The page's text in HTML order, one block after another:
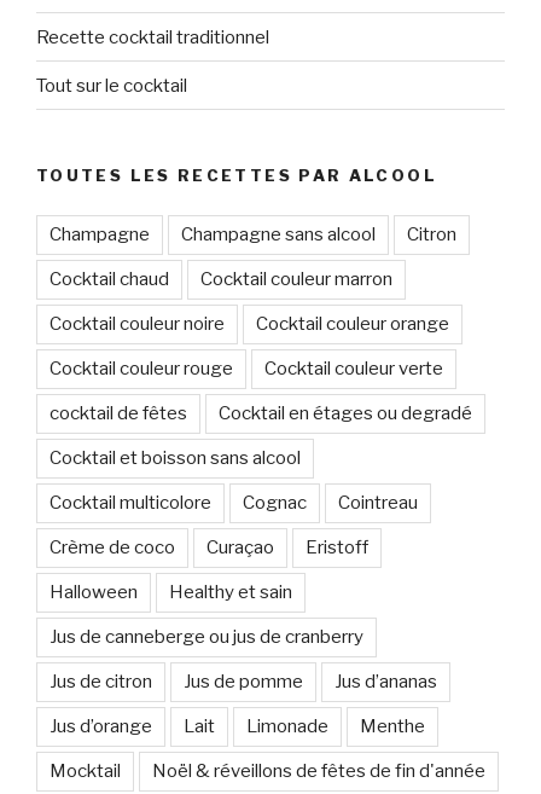
Recette cocktail traditionnel
Tout sur le cocktail
TOUTES LES RECETTES PAR ALCOOL
Champagne Champagne sans alcool Citron
Cocktail chaud Cocktail couleur marron
Cocktail couleur noire Cocktail couleur orange
Cocktail couleur rouge Cocktail couleur verte
cocktail de fêtes Cocktail en étages ou degradé
Cocktail et boisson sans alcool
Cocktail multicolore Cognac Cointreau
Crème de coco Curaçao Eristoff
Halloween Healthy et sain
Jus de canneberge ou jus de cranberry
Jus de citron Jus de pomme Jus d’ananas
Jus d’orange Lait Limonade Menthe
Mocktail Noël & réveillons de fêtes de fin d'année